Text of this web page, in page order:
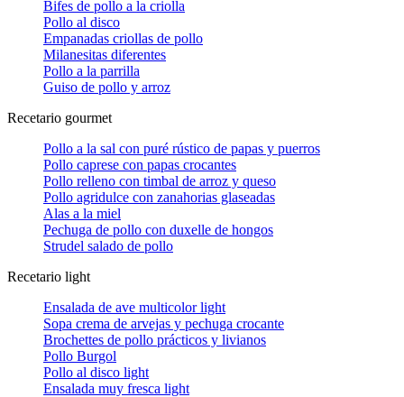
Bifes de pollo a la criolla
Pollo al disco
Empanadas criollas de pollo
Milanesitas diferentes
Pollo a la parrilla
Guiso de pollo y arroz
Recetario gourmet
Pollo a la sal con puré rústico de papas y puerros
Pollo caprese con papas crocantes
Pollo relleno con timbal de arroz y queso
Pollo agridulce con zanahorias glaseadas
Alas a la miel
Pechuga de pollo con duxelle de hongos
Strudel salado de pollo
Recetario light
Ensalada de ave multicolor light
Sopa crema de arvejas y pechuga crocante
Brochettes de pollo prácticos y livianos
Pollo Burgol
Pollo al disco light
Ensalada muy fresca light